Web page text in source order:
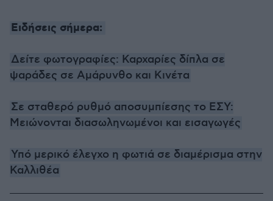
Ειδήσεις σήμερα:
Δείτε φωτογραφίες: Καρχαρίες δίπλα σε
ψαράδες σε Αμάρυνθο και Κινέτα
Σε σταθερό ρυθμό αποσυμπίεσης το ΕΣΥ:
Μειώνονται διασωληνωμένοι και εισαγωγές
Υπό μερικό έλεγχο η φωτιά σε διαμέρισμα στην
Καλλιθέα